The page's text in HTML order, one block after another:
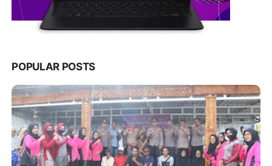
POPULAR POSTS